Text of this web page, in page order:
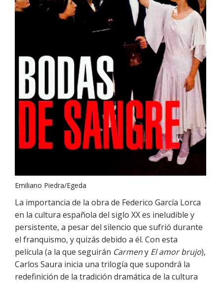
Emiliano Piedra/Egeda
La importancia de la obra de Federico García Lorca
en la cultura española del siglo XX es ineludible y
persistente, a pesar del silencio que sufrió durante
el franquismo, y quizás debido a él. Con esta
película (a la que seguirán Carmeny El amor brujo),
Carlos Saura inicia una trilogía que supondrá la
redefinición de la tradición dramática de la cultura